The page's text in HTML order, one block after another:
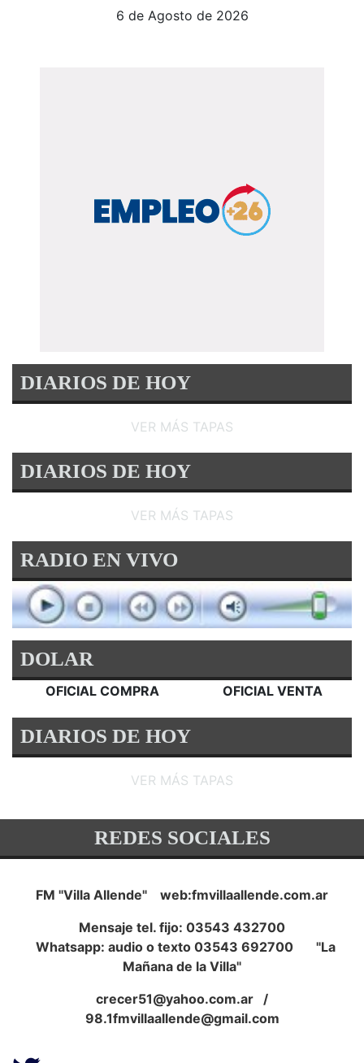
6 de Agosto de 2026
DIARIOS DE HOY
VER MÁS TAPAS
DIARIOS DE HOY
VER MÁS TAPAS
RADIO EN VIVO
DOLAR
OFICIAL COMPRA OFICIAL VENTA
DIARIOS DE HOY
VER MÁS TAPAS
REDES SOCIALES
FM "Villa Allende" web:fmvillaallende.com.ar
Mensaje tel. fijo: 03543 432700
Whatsapp: audio o texto 03543 692700 "La
Mañana de la Villa"
crecer51@yahoo.com.ar /
98.1fmvillaallende@gmail.com